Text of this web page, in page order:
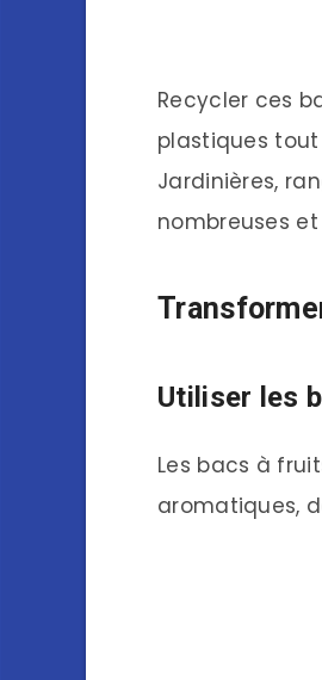
Recycler ces
plastiques
Jardinières,
nombreuses
Utiliser les
Les bacs à
aromatiques,